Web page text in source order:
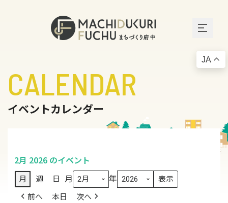
CALENDAR
イベントカレンダー
2月 2026 のイベント
月 週 日 月 年
前へ 本日 次へ
JA